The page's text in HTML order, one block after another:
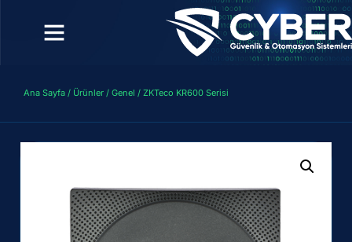
Ana Sayfa / Ürünler / Genel / ZKTeco KR600 Serisi